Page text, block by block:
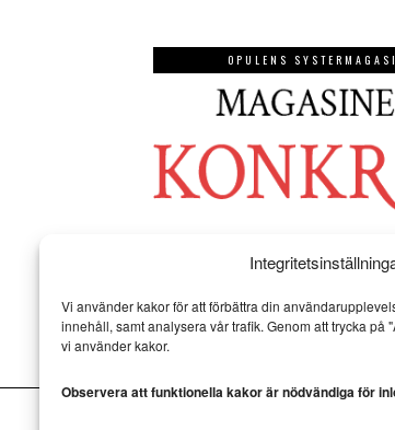
Vi använder kakor för att förbättra din
innehåll, samt analysera vår trafik. Genom att trycka på
vi använder kakor.
Observera att funktionella kakor är nödvändiga för
OPULENS